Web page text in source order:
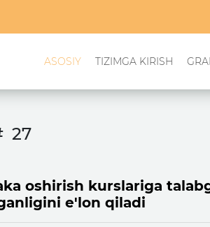
ASOSIY TIZIMGA KIRISH
27
oshirish kurslariga
e'lon qiladi